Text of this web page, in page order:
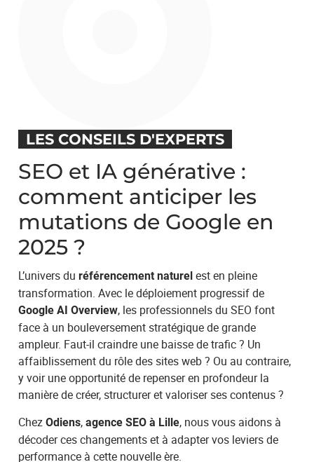
LES CONSEILS D'EXPERTS
SEO et IA générative :
comment anticiper les
mutations de Google en
2025 ?
L’univers duréférencement naturel est en pleine
transformation. Avec le déploiement progressif de
Google AI Overview, les professionnels du SEO font
face à un bouleversement stratégique de grande
ampleur. Faut-il craindre une baisse de trafic ? Un
affaiblissement du rôle des sites web ? Ou au contraire,
y voir une opportunité de repenser en profondeur la
manière de créer, structurer et valoriser ses contenus ?
ChezOdiens,agence SEO à Lille, nous vous aidons à
décoder ces changements et à adapter vos leviers de
performance à cette nouvelle ère.